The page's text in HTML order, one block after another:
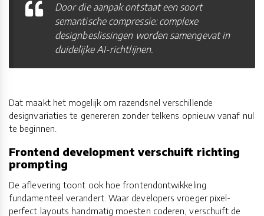
Door die aanpak ontstaat een soort
semantische compressie: complexe
designbeslissingen worden samengevat in
duidelijke AI-richtlijnen.
Dat maakt het mogelijk om razendsnel verschillende
designvariaties te genereren zonder telkens opnieuw vanaf nul
te beginnen.
Frontend development verschuift richting
prompting
De aflevering toont ook hoe frontendontwikkeling
fundamenteel verandert. Waar developers vroeger pixel-
perfect layouts handmatig moesten coderen, verschuift de